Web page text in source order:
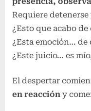
Requiere
¿Esto que acabo
¿Esta emoción… de
¿Este juicio… es
El despertar
en reacción y